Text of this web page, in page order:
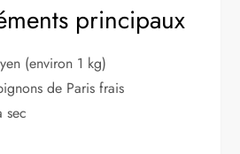
principaux
(environ 1 kg)
de Paris frais
sec